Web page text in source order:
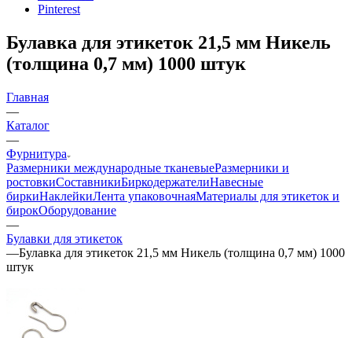
Pinterest
Булавка для этикеток 21,5 мм Никель
(толщина 0,7 мм) 1000 штук
Главная
—
Каталог
—
Фурнитура
Размерники международные тканевыеРазмерники и
ростовкиСоставникиБиркодержателиНавесные
биркиНаклейкиЛента упаковочнаяМатериалы для этикеток и
бирокОборудование
—
Булавки для этикеток
—Булавка для этикеток 21,5 мм Никель (толщина 0,7 мм) 1000
штук